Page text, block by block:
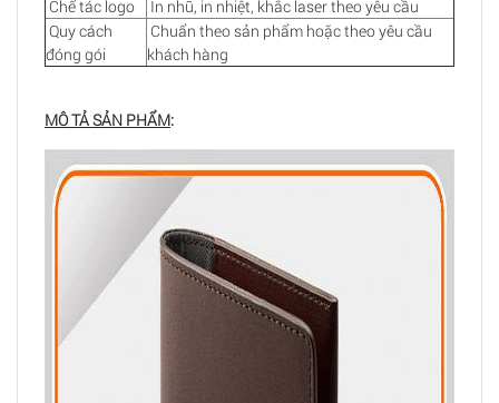
Chế tác logo
In nhũ, in nhiệt, khắc laser theo yêu cầu
Quy cách
đóng gói
Chuẩn theo sản phẩm hoặc theo yêu cầu
khách hàng
MÔ TẢ SẢN PHẨM: